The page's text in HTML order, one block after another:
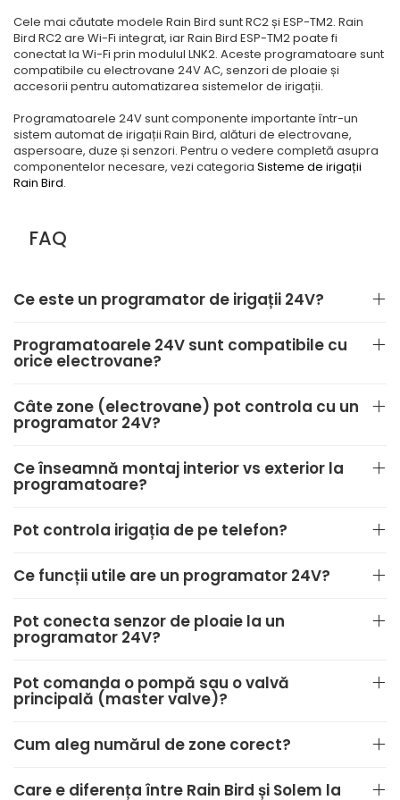
Cele mai căutate modele Rain Bird sunt RC2 și ESP-TM2. Rain
Bird RC2 are Wi-Fi integrat, iar Rain Bird ESP-TM2 poate fi
conectat la Wi-Fi prin modulul LNK2. Aceste programatoare sunt
compatibile cu electrovane 24V AC, senzori de ploaie și
accesorii pentru automatizarea sistemelor de irigații.
Programatoarele 24V sunt componente importante într-un
sistem automat de irigații Rain Bird, alături de electrovane,
aspersoare, duze și senzori. Pentru o vedere completă asupra
componentelor necesare, vezi categoria Sisteme de irigații
Rain Bird.
FAQ
Ce este un programator de irigații 24V?
Programatoarele 24V sunt compatibile cu
orice electrovane?
Câte zone (electrovane) pot controla cu un
programator 24V?
Ce înseamnă montaj interior vs exterior la
programatoare?
Pot controla irigația de pe telefon?
Ce funcții utile are un programator 24V?
Pot conecta senzor de ploaie la un
programator 24V?
Pot comanda o pompă sau o valvă
principală (master valve)?
Cum aleg numărul de zone corect?
Care e diferența între Rain Bird și Solem la